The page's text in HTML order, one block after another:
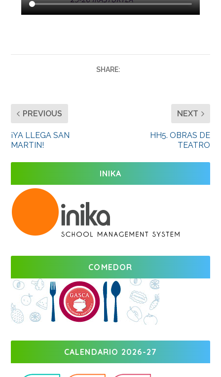
SHARE:
PREVIOUS
¡YA LLEGA SAN
MARTIN!
NEXT
HH5. OBRAS DE
TEATRO
INIKA
COMEDOR
CALENDARIO 2026-27